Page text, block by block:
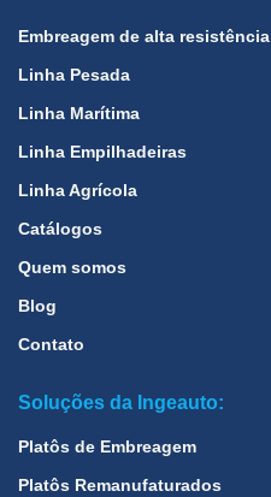
Embreagem de alta resistência
Linha Pesada
Linha Marítima
Linha Empilhadeiras
Linha Agrícola
Catálogos
Quem somos
Blog
Contato
Soluções da Ingeauto:
Platôs de Embreagem
Platôs Remanufaturados